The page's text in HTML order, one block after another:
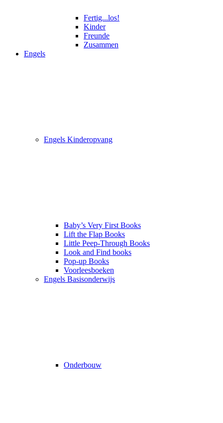
Fertig...los!
Kinder
Freunde
Zusammen
Engels
Engels Kinderopvang
Baby’s Very First Books
Lift the Flap Books
Little Peep-Through Books
Look and Find books
Pop-up Books
Voorleesboeken
Engels Basisonderwijs
Onderbouw